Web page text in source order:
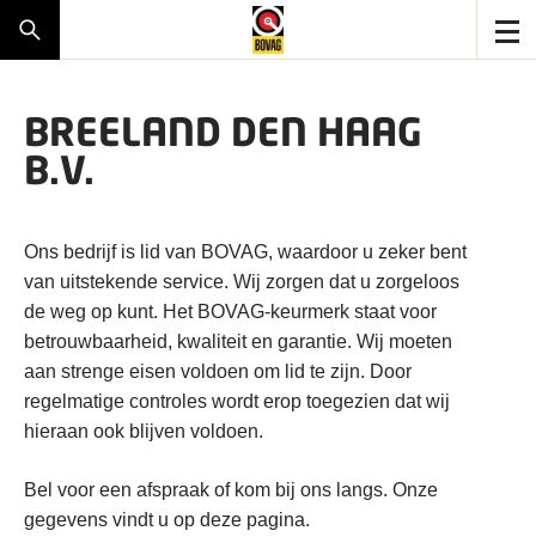
BREELAND DEN HAAG
B.V.
Ons bedrijf is lid van BOVAG, waardoor u zeker bent
van uitstekende service. Wij zorgen dat u zorgeloos
de weg op kunt. Het BOVAG-keurmerk staat voor
betrouwbaarheid, kwaliteit en garantie. Wij moeten
aan strenge eisen voldoen om lid te zijn. Door
regelmatige controles wordt erop toegezien dat wij
hieraan ook blijven voldoen.
Bel voor een afspraak of kom bij ons langs. Onze
gegevens vindt u op deze pagina.